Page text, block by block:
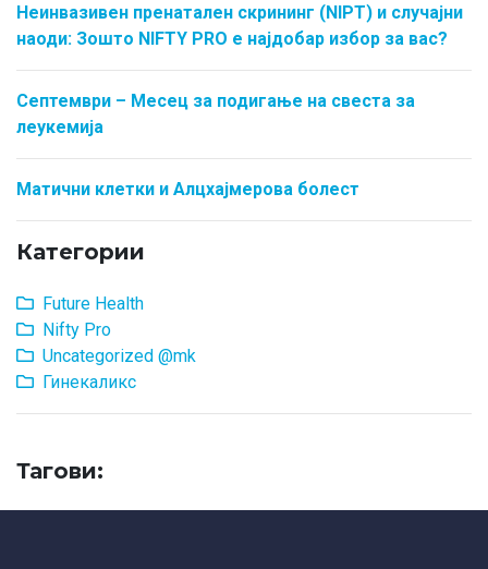
Неинвазивен пренатален скрининг (NIPT) и случајни
наоди: Зошто NIFTY PRO е најдобар избор за вас?
Септември – Месец за подигање на свеста за
леукемија
Матични клетки и Алцхајмерова болест
Категории
Future Health
Nifty Pro
Uncategorized @mk
Гинекаликс
Тагови: